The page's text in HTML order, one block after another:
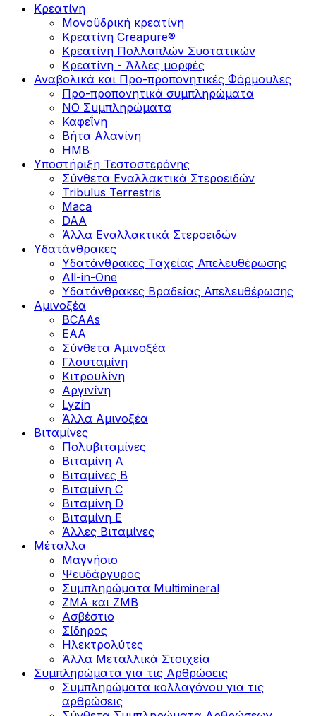
Κρεατίνη
Μονοϋδρική κρεατίνη
Κρεατίνη Creapure®
Κρεατίνη Πολλαπλών Συστατικών
Κρεατίνη - Άλλες μορφές
Αναβολικά και Προ-προπονητικές Φόρμουλες
Προ-προπονητικά συμπληρώματα
ΝΟ Συμπληρώματα
Καφεΐνη
Βήτα Αλανίνη
HMB
Υποστήριξη Τεστοστερόνης
Σύνθετα Εναλλακτικά Στεροειδών
Tribulus Terrestris
Maca
DAA
Άλλα Εναλλακτικά Στεροειδών
Υδατάνθρακες
Υδατάνθρακες Ταχείας Απελευθέρωσης
All-in-One
Υδατάνθρακες Βραδείας Απελευθέρωσης
Αμινοξέα
BCAAs
EAA
Σύνθετα Αμινοξέα
Γλουταμίνη
Κιτρουλίνη
Αργινίνη
Lyzín
Άλλα Αμινοξέα
Βιταμίνες
Πολυβιταμίνες
Βιταμίνη Α
Βιταμίνες Β
Βιταμίνη C
Βιταμίνη D
Βιταμίνη Ε
Άλλες Βιταμίνες
Μέταλλα
Μαγνήσιο
Ψευδάργυρος
Συμπληρώματα Multimineral
ZMA και ZMB
Ασβέστιο
Σίδηρος
Ηλεκτρολύτες
Άλλα Mεταλλικά Στοιχεία
Συμπληρώματα για τις Αρθρώσεις
Συμπληρώματα κολλαγόνου για τις
αρθρώσεις